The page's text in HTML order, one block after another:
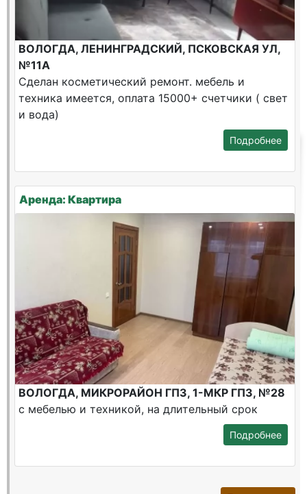
ВОЛОГДА, ЛЕНИНГРАДСКИЙ, ПСКОВСКАЯ УЛ,
№11А
Сделан косметический ремонт. мебель и
техника имеется, оплата 15000+ счетчики ( свет
и вода)
Подробнее
Аренда: Квартира
ВОЛОГДА, МИКРОРАЙОН ГПЗ, 1-МКР ГПЗ, №28
с мебелью и техникой, на длительный срок
Подробнее